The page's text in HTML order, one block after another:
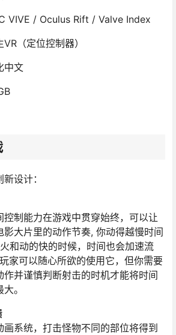
VIVE / Oculus Rift / Valve Index
（定位控制器）
中文
设计：
控制能力在游戏中贯穿始终，可以让
大片里的动作节奏, 你动得越慢时间
和动的快的时候，时间也会加速流
家可以随心所欲的使用它，但你需要
并谨慎判断射击的时机才能将时间
。
系统，打击怪物不同的部位将得到